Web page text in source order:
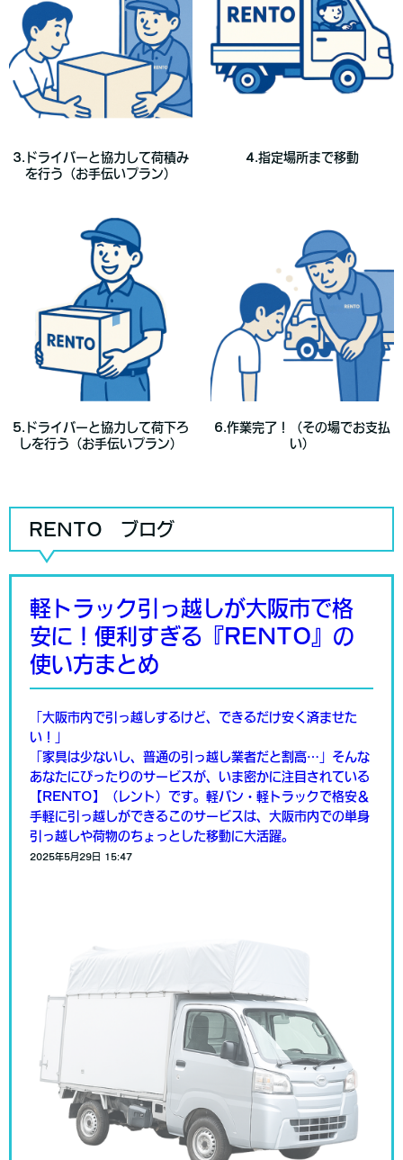
3.ドライバーと協力して荷積み
を行う（お手伝いプラン）
4.指定場所まで移動
5.ドライバーと協力して荷下ろ
しを行う（お手伝いプラン）
6.作業完了！（その場でお支払
い）
RENTO ブログ
軽トラック引っ越しが大阪市で格
安に！便利すぎる『RENTO』の
使い方まとめ
「大阪市内で引っ越しするけど、できるだけ安く済ませた
い！」
「家具は少ないし、普通の引っ越し業者だと割高…」そんな
あなたにぴったりのサービスが、いま密かに注目されている
【RENTO】（レント）です。軽バン・軽トラックで格安＆
手軽に引っ越しができるこのサービスは、大阪市内での単身
引っ越しや荷物のちょっとした移動に大活躍。
2025年5月29日 15:47